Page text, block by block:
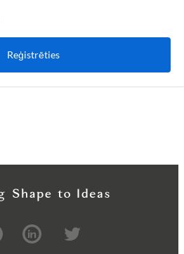
Reģistrēties